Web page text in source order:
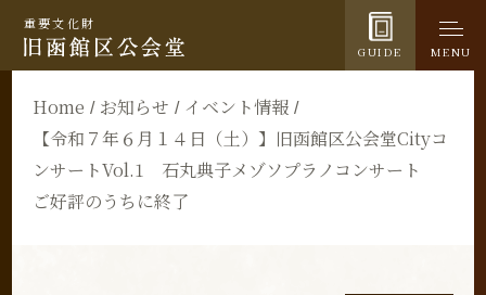
重要文化財
GUIDE MENU
Home お知らせ
イベント情報
【令和７年６月１４日（土）】旧函館区公会堂Cityコ
ンサートVol.1 石丸典子メゾソプラノコンサート
ご好評のうちに終了